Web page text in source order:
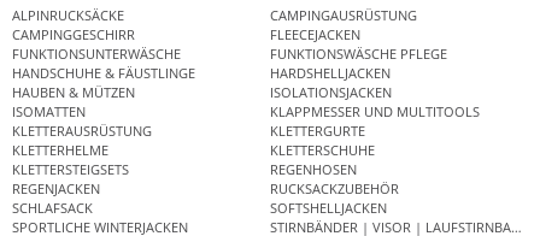
ALPINRUCKSÄCKE
CAMPINGAUSRÜSTUNG
CAMPINGGESCHIRR
FLEECEJACKEN
FUNKTIONSUNTERWÄSCHE
FUNKTIONSWÄSCHE PFLEGE
HANDSCHUHE & FÄUSTLINGE
HARDSHELLJACKEN
HAUBEN & MÜTZEN
ISOLATIONSJACKEN
ISOMATTEN
KLAPPMESSER UND MULTITOOLS
KLETTERAUSRÜSTUNG
KLETTERGURTE
KLETTERHELME
KLETTERSCHUHE
KLETTERSTEIGSETS
REGENHOSEN
REGENJACKEN
RUCKSACKZUBEHÖR
SCHLAFSACK
SOFTSHELLJACKEN
SPORTLICHE WINTERJACKEN
STIRNBÄNDER | VISOR | LAUFSTIRNBAND